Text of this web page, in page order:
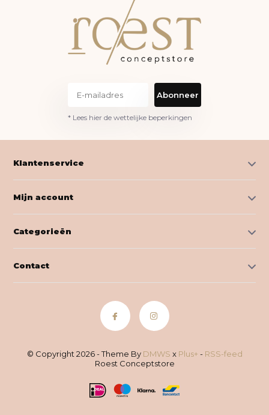
Abonneer
* Lees hier de wettelijke beperkingen
Klantenservice
Mijn account
Categorieën
Contact
© Copyright 2026 - Theme By DMWS x Plus+ - RSS-feed
Roest Conceptstore